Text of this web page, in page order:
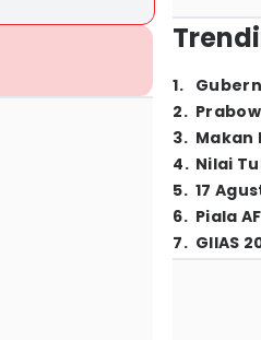
1.
2.
3. Makan
4. Nilai
5. 17
6. Piala
7. GIIAS